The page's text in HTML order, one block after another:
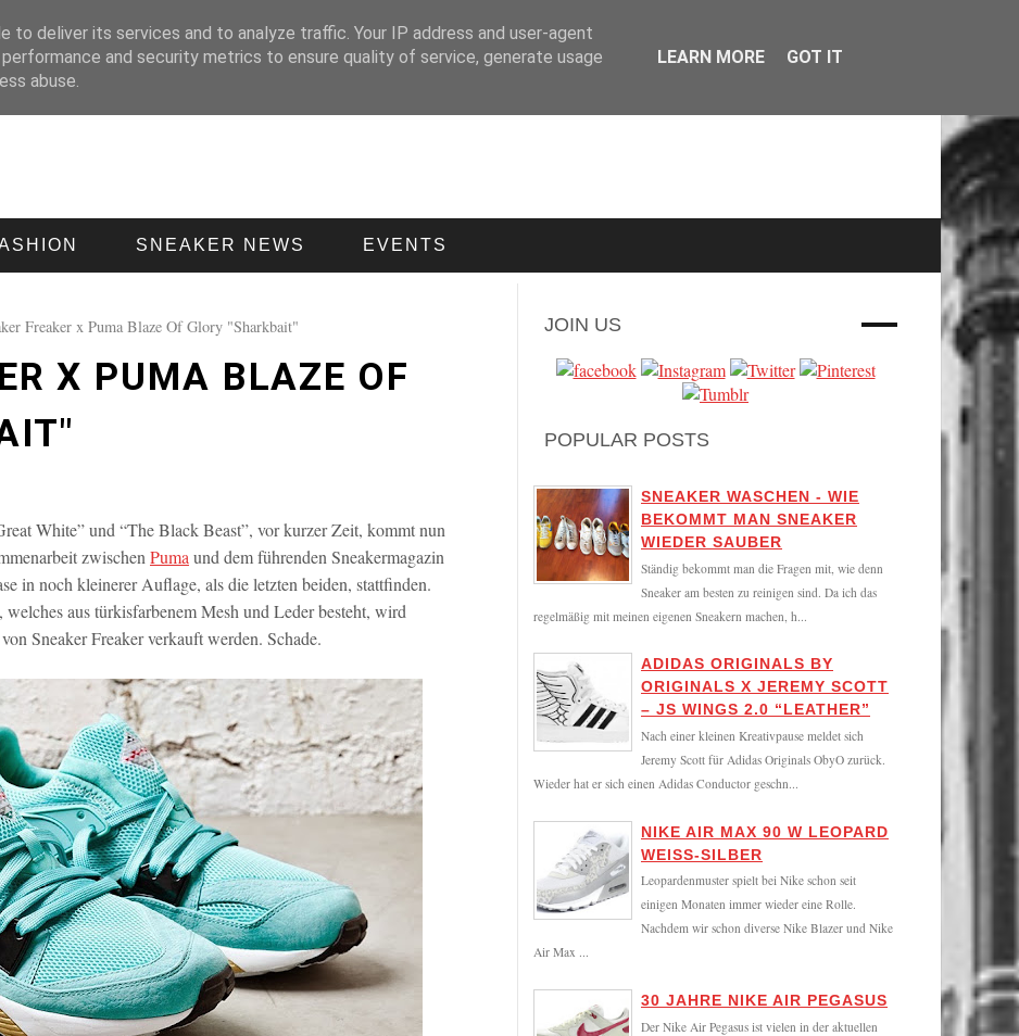
SNEAKER NEWS EVENTS
Freaker x Puma Blaze Of Glory "Sharkbait"
X PUMA BLAZE OF
White” und “The Black Beast”, vor kurzer Zeit, kommt nun
zwischen Puma und dem führenden Sneakermagazin
in noch kleinerer Auflage, als die letzten beiden, stattfinden.
aus türkisfarbenem Mesh und Leder besteht, wird
Sneaker Freaker verkauft werden. Schade.
JOIN US
POPULAR POSTS
SNEAKER WASCHEN - WIE
BEKOMMT MAN SNEAKER
WIEDER SAUBER
Ständig bekommt man die Fragen mit, wie denn
Sneaker am besten zu reinigen sind. Da ich das
regelmäßig mit meinen eigenen Sneakern machen, h...
ADIDAS ORIGINALS BY
ORIGINALS X JEREMY SCOTT
– JS WINGS 2.0 “LEATHER”
Nach einer kleinen Kreativpause meldet sich
Jeremy Scott für Adidas Originals ObyO zurück.
Wieder hat er sich einen Adidas Conductor geschn...
NIKE AIR MAX 90 W LEOPARD
WEISS-SILBER
Leopardenmuster spielt bei Nike schon seit
einigen Monaten immer wieder eine Rolle.
Nachdem wir schon diverse Nike Blazer und Nike
Air Max ...
30 JAHRE NIKE AIR PEGASUS
Der Nike Air Pegasus ist vielen in der aktuellen
to deliver its services and to analyze traffic. Your IP address and user-agent
and security metrics to ensure quality of service, generate usage
abuse.
LEARN MORE GOT IT